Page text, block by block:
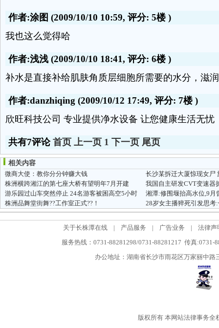
作者:涂图 (2009/10/10 10:59, 评分: 5楼)
我也这么觉得哈
作者:浅浅 (2009/10/10 18:41, 评分: 6楼)
补水是直接补给肌肤角质层细胞所需要的水分，滋
作者:danzhiqing (2009/10/12 17:49, 评分: 7楼)
欣旺科技公司 专业提供净水设备 让您健康生活无忧
共有7评论首页 上一页 1 下一页 尾页
相关内容
微商大使：教你分分钟赚大钱
株洲横跨湘江的第七座大桥有望明年7月开建
游乐园过山车突然停止 24名游客被困高空5小时
湘潭:修围堰抬高水位,9月
株洲品舞堂街舞??工作室正式??！
28岁女主播猝死引发思考
关于长株潭在线 | 产品服务 | 广告业务 |
法律声
服务热线：0731-88281298/0731-88281217 传真:0731-
办公地址：湖南省长沙市雨花区万家丽中
版权所有本网站法律事务全